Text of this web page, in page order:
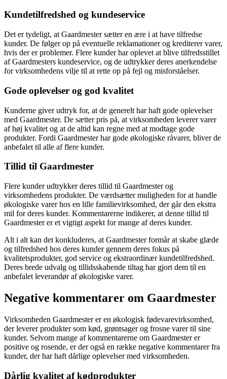
Kundetilfredshed og kundeservice
Det er tydeligt, at Gaardmester sætter en ære i at have tilfredse
kunder. De følger op på eventuelle reklamationer og krediterer varer,
hvis der er problemer. Flere kunder har oplevet at blive tilfredsstillet
af Gaardmesters kundeservice, og de udtrykker deres anerkendelse
for virksomhedens vilje til at rette op på fejl og misforståelser.
Gode oplevelser og god kvalitet
Kunderne giver udtryk for, at de generelt har haft gode oplevelser
med Gaardmester. De sætter pris på, at virksomheden leverer varer
af høj kvalitet og at de altid kan regne med at modtage gode
produkter. Fordi Gaardmester har gode økologiske råvarer, bliver de
anbefalet til alle af flere kunder.
Tillid til Gaardmester
Flere kunder udtrykker deres tillid til Gaardmester og
virksomhedens produkter. De værdsætter muligheden for at handle
økologiske varer hos en lille familievirksomhed, der går den ekstra
mil for deres kunder. Kommentarerne indikerer, at denne tillid til
Gaardmester er et vigtigt aspekt for mange af deres kunder.
Alt i alt kan det konkluderes, at Gaardmester formår at skabe glæde
og tilfredshed hos deres kunder gennem deres fokus på
kvalitetsprodukter, god service og ekstraordinær kundetilfredshed.
Deres brede udvalg og tillidsskabende tiltag har gjort dem til en
anbefalet leverandør af økologiske varer.
Negative kommentarer om Gaardmester
Virksomheden Gaardmester er en økologisk fødevarevirksomhed,
der leverer produkter som kød, grøntsager og frosne varer til sine
kunder. Selvom mange af kommentarerne om Gaardmester er
positive og rosende, er der også en række negative kommentarer fra
kunder, der har haft dårlige oplevelser med virksomheden.
Dårlig kvalitet af kødprodukter